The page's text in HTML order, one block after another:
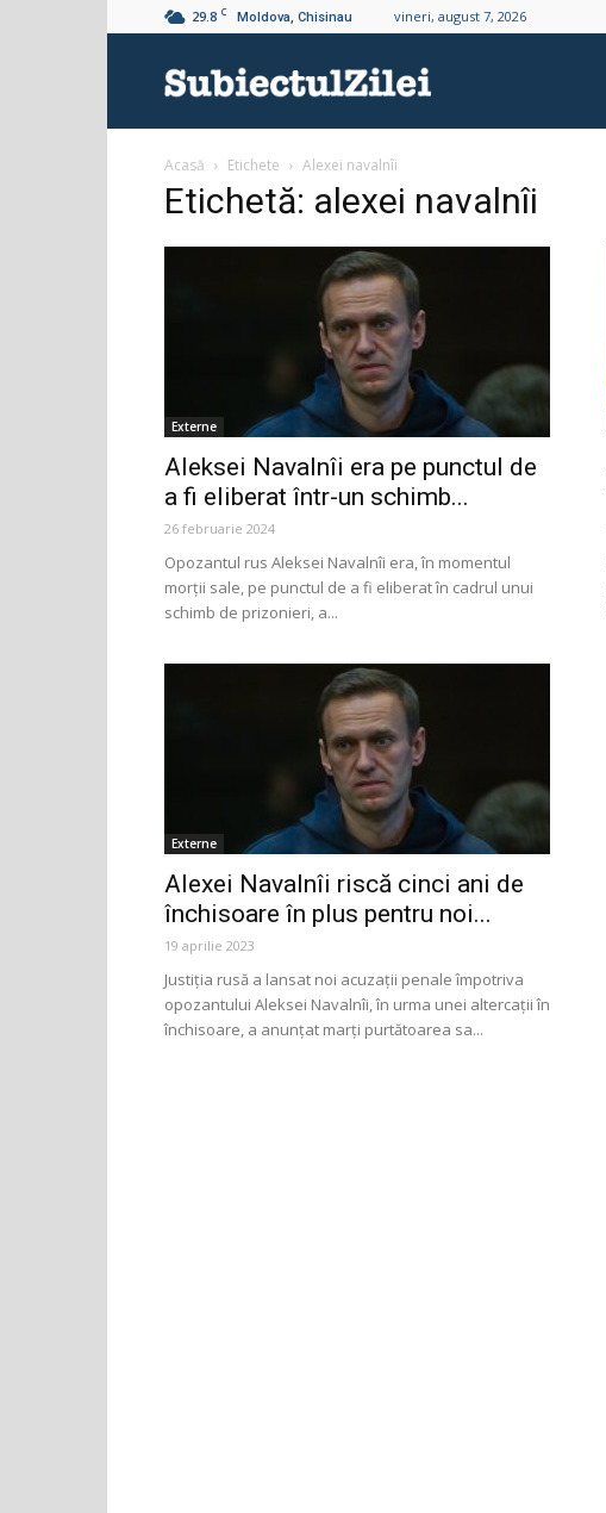
29.8 C Moldova, Chisinau vineri, august 7, 2026
Acasă Etichete Alexei navalnîi
Etichetă: alexei navalnîi
Externe
Aleksei Navalnîi era pe punctul de
a fi eliberat într-un schimb...
26 februarie 2024
Opozantul rus Aleksei Navalnîi era, în momentul
morţii sale, pe punctul de a fi eliberat în cadrul unui
schimb de prizonieri, a...
Externe
Alexei Navalnîi riscă cinci ani de
închisoare în plus pentru noi...
19 aprilie 2023
Justiţia rusă a lansat noi acuzaţii penale împotriva
opozantului Aleksei Navalnîi, în urma unei altercaţii în
închisoare, a anunţat marţi purtătoarea sa...